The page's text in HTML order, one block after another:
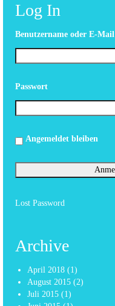
Log In
Benutzername oder E-Mail
Passwort
Angemeldet bleiben
Lost Password
Archive
April 2018 (1)
August 2015 (2)
Juli 2015 (1)